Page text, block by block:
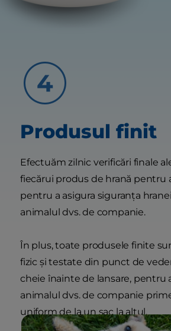
Produsul finit
Efectuăm zilnic verificări finale
fiecărui produs de hrană pentru
pentru a asigura siguranța
animalul dvs. de companie.
În plus, toate produsele finite
fizic și testate din punct de
cheie înainte de lansare, pentru
animalul dvs. de companie
uniform de la un sac la altul.